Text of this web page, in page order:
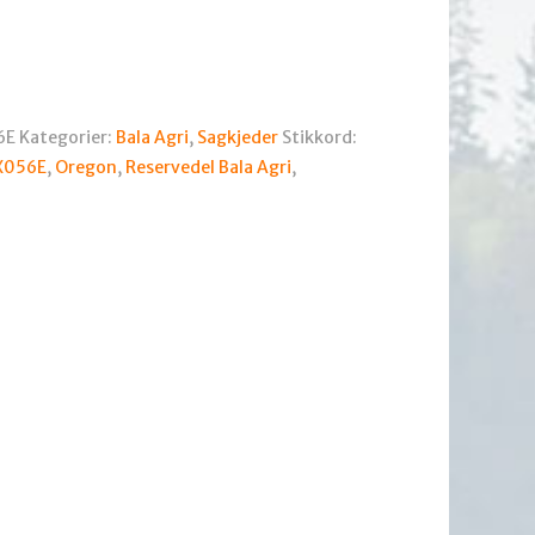
Kategorier: Bala Agri, Sagkjeder Stikkord:
, Oregon, Reservedel Bala Agri,